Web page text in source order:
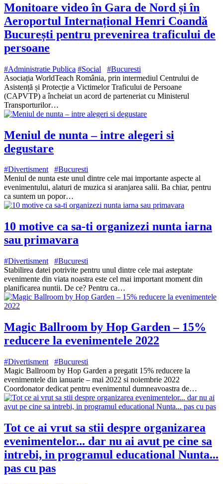
Monitoare video în Gara de Nord și în
Aeroportul Internațional Henri Coandă
București pentru prevenirea traficului de
persoane
#Administratie Publica #Social
#Bucuresti
Asociația WorldTeach România, prin intermediul Centrului de
Asistență și Protecție a Victimelor Traficului de Persoane
(CAPVTP) a încheiat un acord de parteneriat cu Ministerul
Transporturilor…
Meniul de nunta – intre alegeri si
degustare
#Divertisment
#Bucuresti
Meniul de nunta este unul dintre cele mai importante aspecte al
evenimentului, alaturi de muzica si aranjarea salii. Ba chiar, pentru
ca suntem un popor…
10 motive ca sa-ti organizezi nunta iarna
sau primavara
#Divertisment
#Bucuresti
Stabilirea datei potrivite pentru unul dintre cele mai asteptate
evenimente din viata noastra este cel mai important moment din
planificarea nuntii. De ce? Pentru ca…
Magic Ballroom by Hop Garden – 15%
reducere la evenimentele 2022
#Divertisment
#Bucuresti
Magic Ballroom by Hop Garden a pregatit 15% reducere la
evenimentele din ianuarie – mai 2022 si noiembrie 2022
Coordonator dedicat pentru evenimentul dumneavoastra de…
Tot ce ai vrut sa stii despre organizarea
evenimentelor... dar nu ai avut pe cine sa
intrebi, in programul educational Nunta...
pas cu pas